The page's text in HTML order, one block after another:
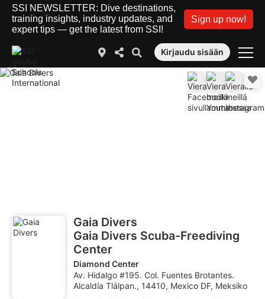
SSI NEWSLETTER: Dive destinations,
training insights, industry updates, and
expert tips — get the latest from SSI!
Sign up now!
Kirjaudu sisään
Gaia Divers
Gaia Divers Scuba-Freediving
Center
Diamond Center
Av. Hidalgo #195. Col. Fuentes Brotantes.
Alcaldía Tlálpan., 14410, Mexico DF, Meksiko